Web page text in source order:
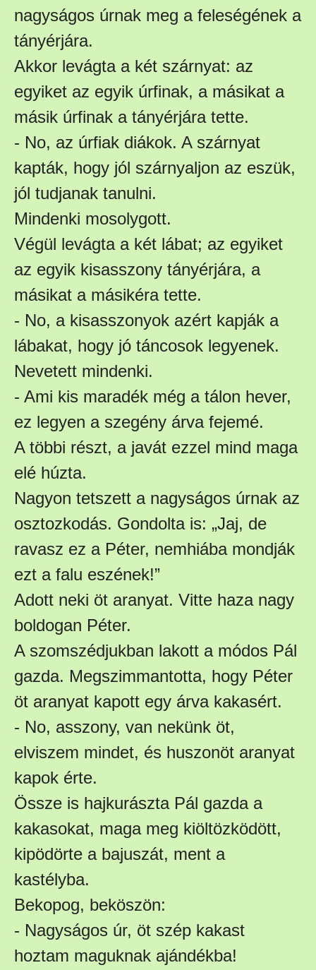
nagyságos úrnak meg a feleségének a
tányérjára.
Akkor levágta a két szárnyat: az
egyiket az egyik úrfinak, a másikat a
másik úrfinak a tányérjára tette.
- No, az úrfiak diákok. A szárnyat
kapták, hogy jól szárnyaljon az eszük,
jól tudjanak tanulni.
Mindenki mosolygott.
Végül levágta a két lábat; az egyiket
az egyik kisasszony tányérjára, a
másikat a másikéra tette.
- No, a kisasszonyok azért kapják a
lábakat, hogy jó táncosok legyenek.
Nevetett mindenki.
- Ami kis maradék még a tálon hever,
ez legyen a szegény árva fejemé.
A többi részt, a javát ezzel mind maga
elé húzta.
Nagyon tetszett a nagyságos úrnak az
osztozkodás. Gondolta is: „Jaj, de
ravasz ez a Péter, nemhiába mondják
ezt a falu eszének!”
Adott neki öt aranyat. Vitte haza nagy
boldogan Péter.
A szomszédjukban lakott a módos Pál
gazda. Megszimmantotta, hogy Péter
öt aranyat kapott egy árva kakasért.
- No, asszony, van nekünk öt,
elviszem mindet, és huszonöt aranyat
kapok érte.
Össze is hajkurászta Pál gazda a
kakasokat, maga meg kiöltözködött,
kipödörte a bajuszát, ment a
kastélyba.
Bekopog, beköszön:
- Nagyságos úr, öt szép kakast
hoztam maguknak ajándékba!